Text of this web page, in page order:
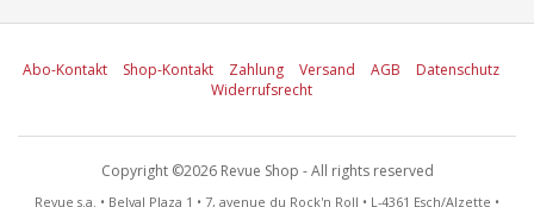
Abo-Kontakt Shop-Kontakt Zahlung Versand AGB
Datenschutz
Widerrufsrecht
Copyright ©2026 Revue Shop - All rights reserved
Revue s.a. • Belval Plaza 1 • 7, avenue du Rock'n Roll • L-4361 Esch/Alzette •